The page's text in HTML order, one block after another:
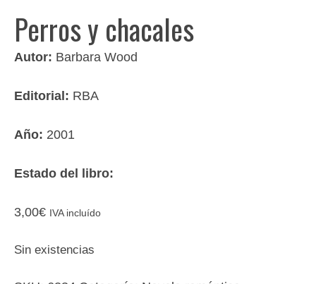
Perros y chacales
Autor: Barbara Wood
Editorial: RBA
Año: 2001
Estado del libro:
3,00€ IVA incluído
Sin existencias